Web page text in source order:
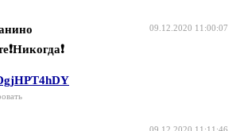
09.12.2020 11:00:07